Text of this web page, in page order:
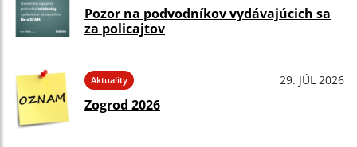
Pozor na podvodníkov vydávajúcich sa
za policajtov
Aktuality 29. JÚL 2026
Zogrod 2026